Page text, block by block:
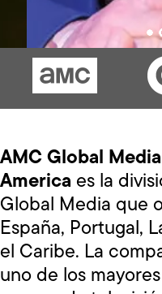
AMC Global
America es la
Global Media que
España, Portugal,
el Caribe. La
uno de los